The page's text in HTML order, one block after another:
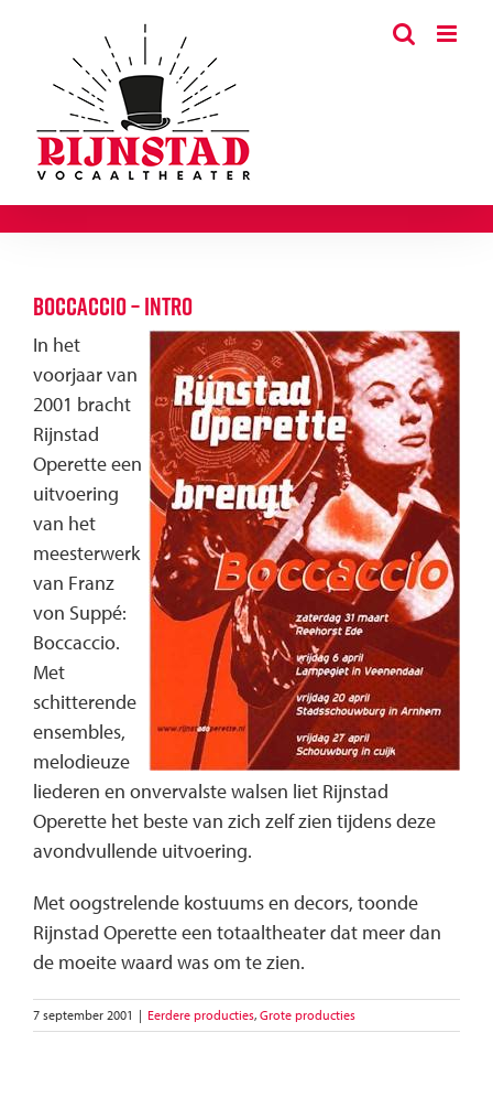
Boccaccio – intro
In het
voorjaar van
2001 bracht
Rijnstad
Operette een
uitvoering
van het
meesterwerk
van Franz
von Suppé:
Boccaccio.
Met
schitterende
ensembles,
melodieuze
liederen en onvervalste walsen liet Rijnstad
Operette het beste van zich zelf zien tijdens deze
avondvullende uitvoering.
Met oogstrelende kostuums en decors, toonde
Rijnstad Operette een totaaltheater dat meer dan
de moeite waard was om te zien.
7 september 2001 | Eerdere producties, Grote producties